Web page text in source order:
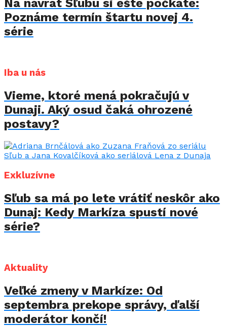
Poznáme termín štartu novej 4.
série
Iba u nás
Vieme, ktoré mená pokračujú v
Dunaji. Aký osud čaká ohrozené
postavy?
Exkluzívne
Sľub sa má po lete vrátiť neskôr ako
Dunaj: Kedy Markíza spustí nové
série?
Aktuality
Veľké zmeny v Markíze: Od
septembra prekope správy, ďalší
moderátor končí!